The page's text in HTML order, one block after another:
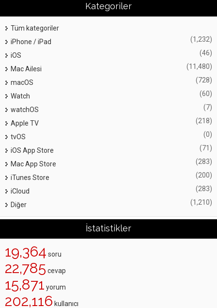
Kategoriler
Tüm kategoriler
iPhone / iPad
(1,232)
iOS (46)
Mac Ailesi (11,480)
macOS (728)
Watch (60)
watchOS (7)
Apple TV (218)
tvOS (0)
iOS App Store (71)
Mac App Store (283)
iTunes Store (200)
iCloud (283)
Diğer (1,210)
İstatistikler
19,364 soru
22,785 cevap
15,871 yorum
202,116 kullanıcı